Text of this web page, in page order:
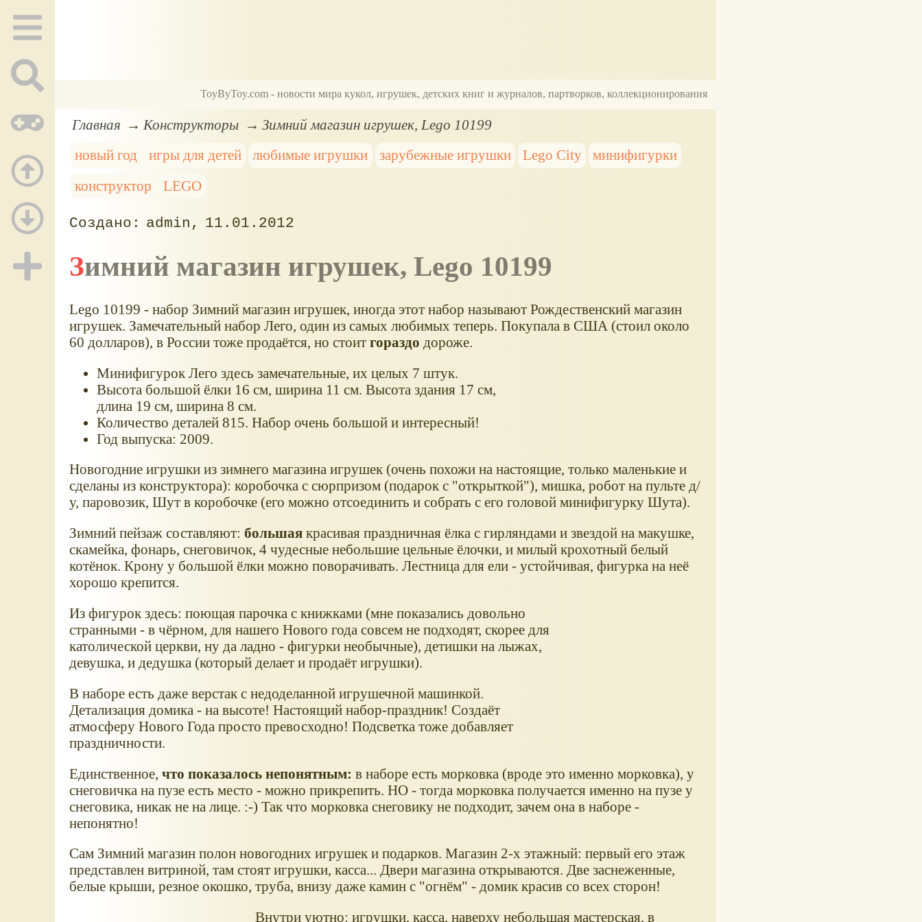
ToyByToy.com - новости мира кукол, игрушек, детских книг и журналов, партворков, коллекционирования
Главная Конструкторы
Зимний магазин игрушек, Lego 10199
новый год
игры для детей любимые игрушки зарубежные игрушки Lego City
минифигурки
конструктор
LEGO
admin 11.01.2012
Зимний магазин игрушек, Lego 10199
Lego 10199 - набор Зимний магазин игрушек, иногда этот набор называют Рождественский магазин
игрушек. Замечательный набор Лего, один из самых любимых теперь. Покупала в США (стоил около
60 долларов), в России тоже продаётся, но стоит гораздо дороже.
Минифигурок Лего здесь замечательные, их целых 7 штук.
Высота большой ёлки 16 см, ширина 11 см. Высота здания 17 см,
длина 19 см, ширина 8 см.
Количество деталей 815. Набор очень большой и интересный!
Год выпуска: 2009.
Новогодние игрушки из зимнего магазина игрушек (очень похожи на настоящие, только маленькие и
сделаны из конструктора): коробочка с сюрпризом (подарок с "открыткой"), мишка, робот на пульте д/
у, паровозик, Шут в коробочке (его можно отсоединить и собрать с его головой минифигурку Шута).
Зимний пейзаж составляют: большаякрасивая праздничная ёлка с гирляндами и звездой на макушке,
скамейка, фонарь, снеговичок, 4 чудесные небольшие цельные ёлочки, и милый крохотный белый
котёнок. Крону у большой ёлки можно поворачивать. Лестница для ели - устойчивая, фигурка на неё
хорошо крепится.
Из фигурок здесь: поющая парочка с книжками (мне показались довольно
странными - в чёрном, для нашего Нового года совсем не подходят, скорее для
католической церкви, ну да ладно - фигурки необычные), детишки на лыжах,
девушка, и дедушка (который делает и продаёт игрушки).
В наборе есть даже верстак с недоделанной игрушечной машинкой.
Детализация домика - на высоте! Настоящий набор-праздник! Создаёт
атмосферу Нового Года просто превосходно! Подсветка тоже добавляет
праздничности.
Единственное, что показалось непонятным: в наборе есть морковка (вроде это именно морковка), у
снеговичка на пузе есть место - можно прикрепить. НО - тогда морковка получается именно на пузе у
снеговика, никак не на лице. :-) Так что морковка снеговику не подходит, зачем она в наборе -
непонятно!
Сам Зимний магазин полон новогодних игрушек и подарков. Магазин 2-х этажный: первый его этаж
представлен витриной, там стоят игрушки, касса... Двери магазина открываются. Две заснеженные,
белые крыши, резное окошко, труба, внизу даже камин с "огнём" - домик красив со всех сторон!
Внутри уютно: игрушки, касса, наверху небольшая мастерская, в